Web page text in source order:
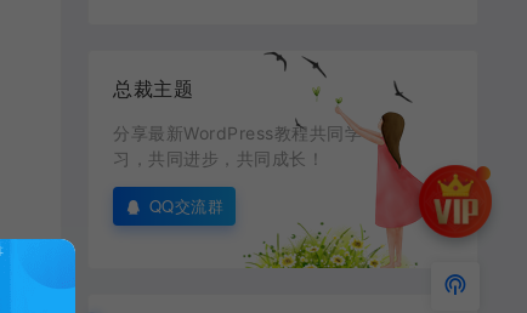
总裁主题
分享最新WordPress教程共同学
习，共同进步，共同成长！
QQ交流群